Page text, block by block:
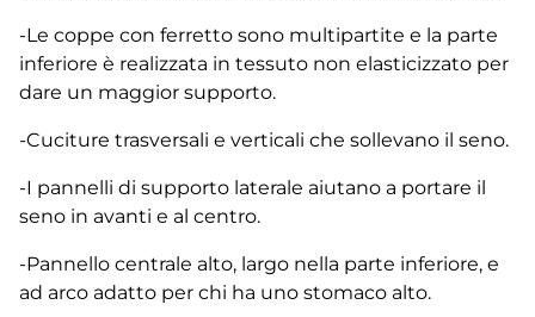
-Le coppe con ferretto sono multipartite e la parte
inferiore è realizzata in tessuto non elasticizzato per
dare un maggior supporto.
-Cuciture trasversali e verticali che sollevano il seno.
-I pannelli di supporto laterale aiutano a portare il
seno in avanti e al centro.
-Pannello centrale alto, largo nella parte inferiore, e
ad arco adatto per chi ha uno stomaco alto.